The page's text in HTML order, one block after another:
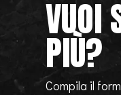
VUOI
PIÙ?
Compila il